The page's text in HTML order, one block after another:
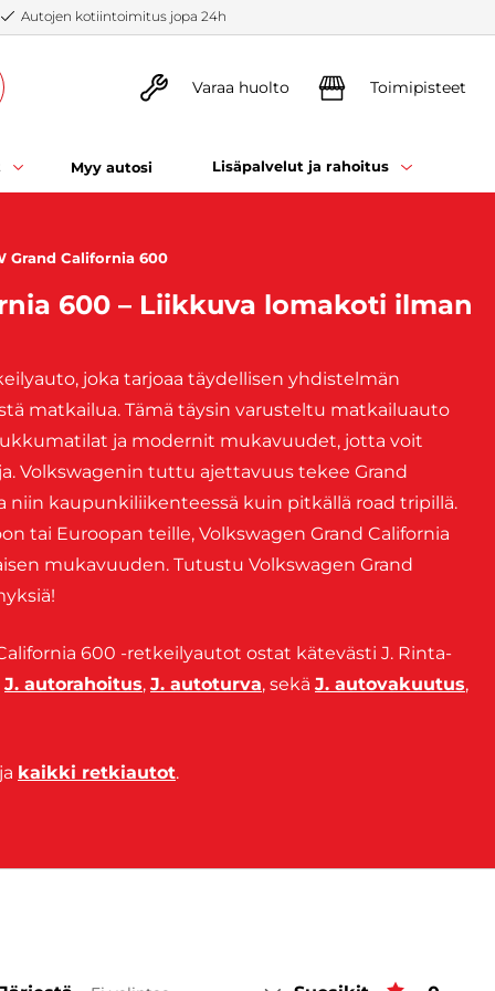
Autojen kotiintoimitus jopa 24h
Varaa huolto Toimipisteet
Myy autosi Lisäpalvelut ja rahoitus
Grand California 600
600 – Liikkuva lomakoti ilman
joka tarjoaa täydellisen yhdistelmän
matkailua. Tämä täysin varusteltu matkailuauto
ja modernit mukavuudet, jotta voit
Volkswagenin tuttu ajettavuus tekee Grand
niin kaupunkiliikenteessä kuin pitkällä road tripillä.
tai Euroopan teille, Volkswagen Grand California
mukavuuden. Tutustu Volkswagen Grand
600 -retkeilyautot ostat kätevästi J. Rinta-
J. autorahoitus, J. autoturva, sekä J. autovakuutus,
ja kaikki retkiautot.